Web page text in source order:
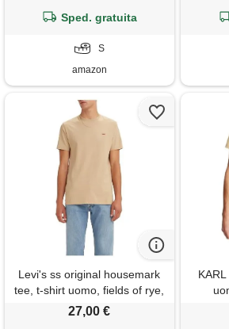
Sped. gratuita
S
amazon
Levi's ss original housemark
tee, t-shirt uomo, fields of rye,
xs
27,00 €